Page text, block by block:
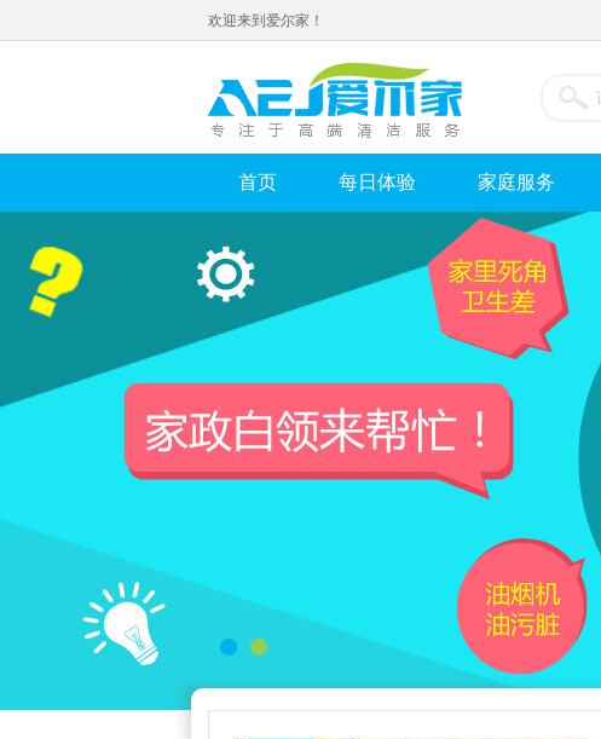
欢迎来到爱尔家！
首页 每日体验 家庭服务